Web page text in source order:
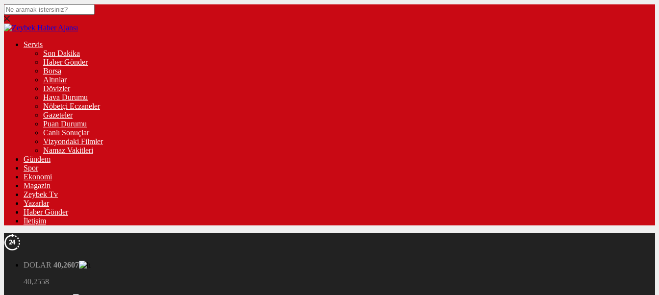
Servis
Son Dakika
Haber Gönder
Borsa
Altınlar
Dövizler
Hava Durumu
Nöbetçi Eczaneler
Gazeteler
Puan Durumu
Canlı Sonuçlar
Vizyondaki Filmler
Namaz Vakitleri
Gündem
Spor
Ekonomi
Magazin
Zeybek Tv
Yazarlar
Haber Gönder
İletişim
DOLAR 40,2607
40,2558